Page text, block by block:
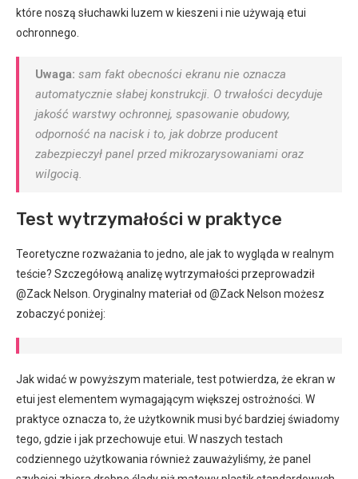
które noszą słuchawki luzem w kieszeni i nie używają etui
ochronnego.
Uwaga: sam fakt obecności ekranu nie oznacza
automatycznie słabej konstrukcji. O trwałości decyduje
jakość warstwy ochronnej, spasowanie obudowy,
odporność na nacisk i to, jak dobrze producent
zabezpieczył panel przed mikrozarysowaniami oraz
wilgocią.
Test wytrzymałości w praktyce
Teoretyczne rozważania to jedno, ale jak to wygląda w realnym
teście? Szczegółową analizę wytrzymałości przeprowadził
@Zack Nelson. Oryginalny materiał od @Zack Nelson możesz
zobaczyć poniżej:
Jak widać w powyższym materiale, test potwierdza, że ekran w
etui jest elementem wymagającym większej ostrożności. W
praktyce oznacza to, że użytkownik musi być bardziej świadomy
tego, gdzie i jak przechowuje etui. W naszych testach
codziennego użytkowania również zauważyliśmy, że panel